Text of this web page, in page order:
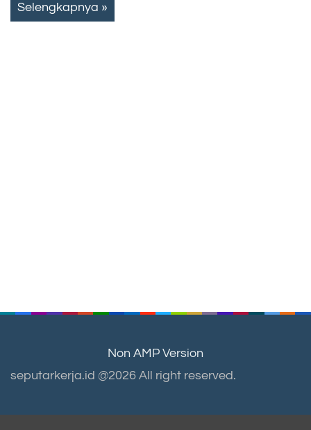
Selengkapnya »
Non AMP Version
seputarkerja.id @2026 All right reserved.